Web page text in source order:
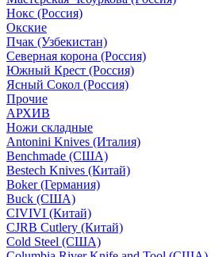
Нокс (Россия)
Окские
Пчак (Узбекистан)
Северная корона (Россия)
Южный Крест (Россия)
Ясный Сокол (Россия)
Прочие
АРХИВ
Ножи складные
Antonini Knives (Италия)
Benchmade (США)
Bestech Knives (Китай)
Boker (Германия)
Buck (США)
CIVIVI (Китай)
CJRB Cutlery (Китай)
Cold Steel (США)